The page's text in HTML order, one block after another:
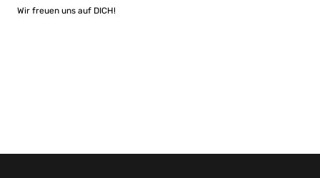
Wir freuen uns auf DICH!